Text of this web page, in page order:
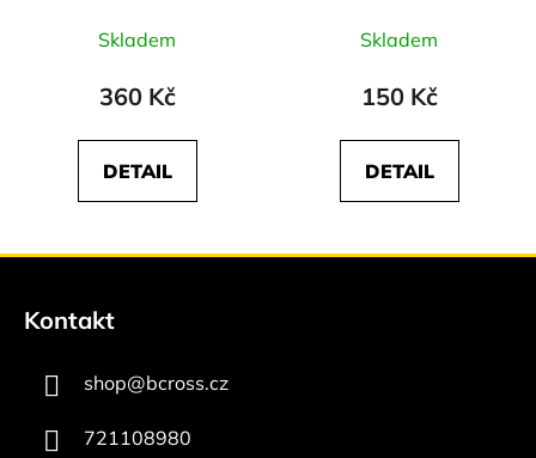
Skladem
360 Kč
DETAIL
Skladem
150 Kč
DETAIL
Kontakt
shop@bcross.cz
721108980